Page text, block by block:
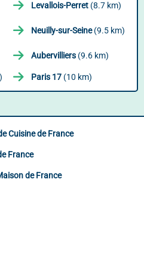
Levallois-Perret (8.7 km)
Neuilly-sur-Seine(9.5 km)
Aubervilliers (9.6 km)
Paris 17 (10 km)
Cuisine de France
France
de France